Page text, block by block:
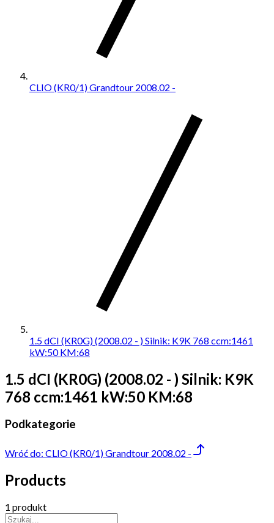
CLIO (KR0/1) Grandtour 2008.02 -
1.5 dCI (KR0G) (2008.02 - ) Silnik: K9K 768 ccm:1461
kW:50 KM:68
1.5 dCI (KR0G) (2008.02 - ) Silnik: K9K
768 ccm:1461 kW:50 KM:68
Podkategorie
Wróć do: CLIO (KR0/1) Grandtour 2008.02 -
Products
1 produkt